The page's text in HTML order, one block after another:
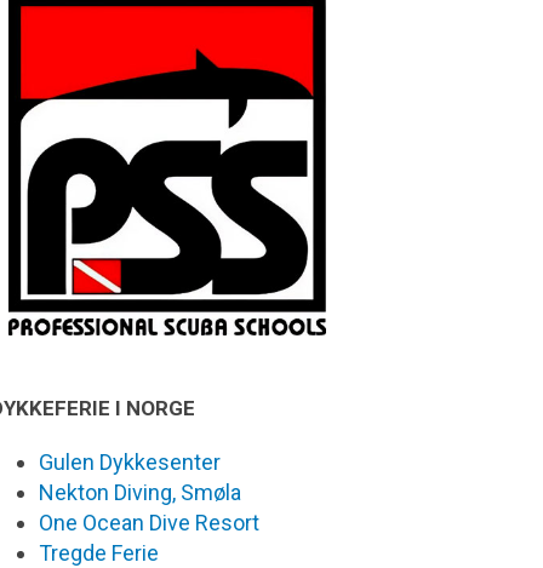
I NORGE
Gulen Dykkesenter
Nekton Diving, Smøla
One Ocean Dive Resort
Tregde Ferie